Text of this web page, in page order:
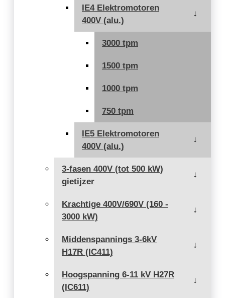
IE4 Elektromotoren
400V (alu.)
→
3000 tpm
1500 tpm
1000 tpm
750 tpm
IE5 Elektromotoren
400V (alu.)
→
3-fasen 400V (tot 500 kW)
gietijzer
→
Krachtige 400V/690V (160 -
3000 kW)
→
Middenspannings 3-6kV
H17R (IC411)
→
Hoogspanning 6-11 kV H27R
(IC611)
→